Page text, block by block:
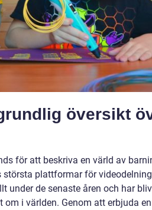
översikt
för att beskriva en värld av
största plattformar för
under de senaste åren och har
i världen. Genom att erbjuda